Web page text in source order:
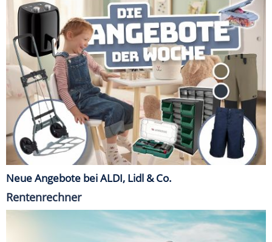
Neue Angebote bei ALDI, Lidl & Co.
Rentenrechner